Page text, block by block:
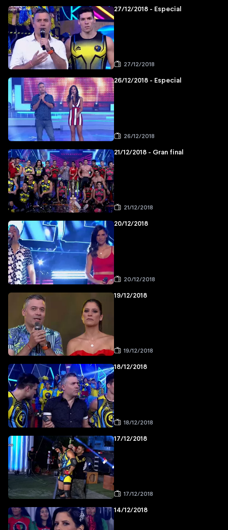
27/12/2018 - Especial
27/12/2018
26/12/2018 - Especial
26/12/2018
21/12/2018 - Gran final
21/12/2018
20/12/2018
20/12/2018
19/12/2018
19/12/2018
18/12/2018
18/12/2018
17/12/2018
17/12/2018
14/12/2018